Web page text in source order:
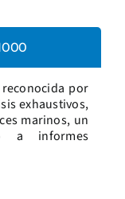
reconocida por
exhaustivos,
marinos, un
a informes